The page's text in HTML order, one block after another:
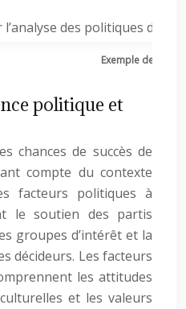
Exemple de
l’analyse des politiques de
politique et
chances de succès de
compte du contexte
facteurs politiques à
le soutien des partis
groupes d’intérêt et la
décideurs. Les facteurs
les attitudes
et les valeurs